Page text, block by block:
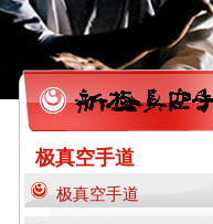
极真空手道
极真空手道